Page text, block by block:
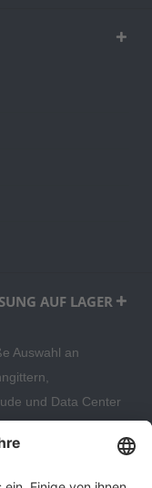
AUF LAGER
Auswahl an
und Data Center
für die sichere